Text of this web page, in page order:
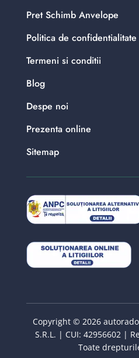
Pret Schimb Anvelope
Politica de confidentialitate
Termeni si conditii
Blog
Despe noi
Prezenta online
Sitemap
Copyright © 2026
S.R.L. | CUI: 42956602 |
Toate